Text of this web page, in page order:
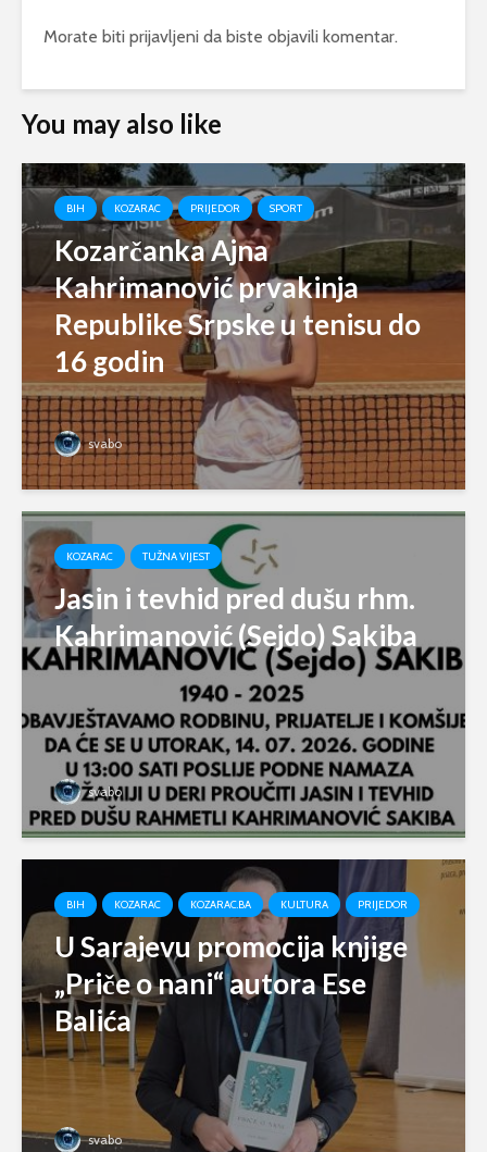
Morate biti prijavljeni da biste objavili komentar.
You may also like
BIH KOZARAC PRIJEDOR SPORT
Kozarčanka Ajna
Kahrimanović prvakinja
Republike Srpske u tenisu do
16 godin
svabo
KOZARAC TUŽNA VIJEST
Jasin i tevhid pred dušu rhm.
Kahrimanović (Sejdo) Sakiba
svabo
BIH KOZARAC KOZARAC.BA KULTURA PRIJEDOR
U Sarajevu promocija knjige
„Priče o nani“ autora Ese
Balića
svabo